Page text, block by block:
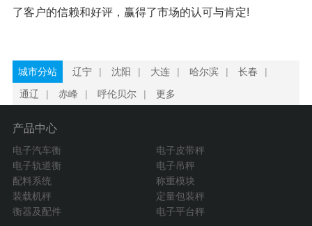
了客户的信赖和好评，赢得了市场的认可与肯定!
城市分站 辽宁 | 沈阳 | 大连 | 哈尔滨 | 长春
|
通辽
| 赤峰 | 呼伦贝尔 | 更多
产品中心
电子汽车衡
电子皮带秤
电子轨道衡
电子吊秤
配料系统
称重模块
装载机秤
定量包装秤
衡器及配件
电子平台秤